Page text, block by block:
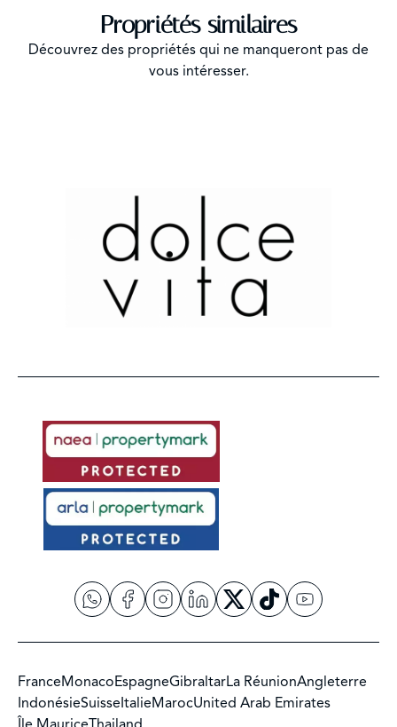
Propriétés similaires
Découvrez des propriétés qui ne manqueront pas de
vous intéresser.
FranceMonacoEspagneGibraltarLa RéunionAngleterre
IndonésieSuisseItalieMarocUnited Arab Emirates